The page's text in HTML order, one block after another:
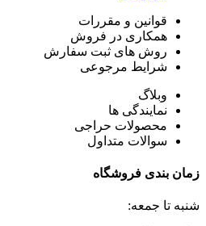
قوانین و مقررات
همکاری در فروش
روش های ثبت سفارش
شرایط مرجوعی
وبلاگ
نمایندگی ها
محصولات حراجی
سوالات متداول
زمان بندی فروشگاه
شنبه تا جمعه: